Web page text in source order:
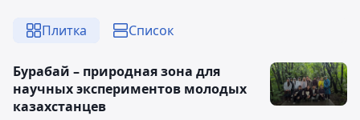
Плитка Список
Бурабай – природная зона для
научных экспериментов молодых
казахстанцев